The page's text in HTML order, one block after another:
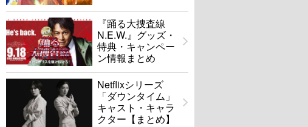
『踊る大捜査線
N.E.W.』グッズ・
特典・キャンペー
ン情報まとめ
Netflixシリーズ
「ダウンタイム」
キャスト・キャラ
クター【まとめ】